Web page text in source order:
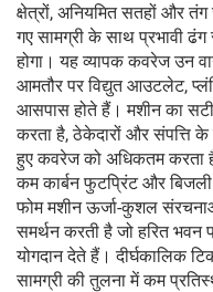
क्षेत्रों, अनियमित सतहों और
गए सामग्री के साथ प्रभावी
होगा। यह व्यापक कवरेज उन
आमतौर पर विद्युत आउटलेट,
आसपास होते हैं। मशीन का
करता है, ठेकेदारों और संपत्ति
हुए कवरेज को अधिकतम करता
कम कार्बन फुटप्रिंट और
फोम मशीन ऊर्जा-कुशल
समर्थन करती है जो हरित भवन
योगदान देते हैं। दीर्घकालिक
सामग्री की तुलना में कम